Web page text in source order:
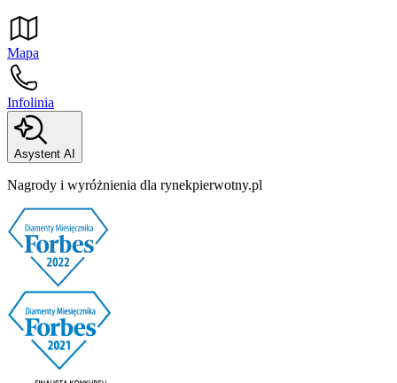
Mapa
Infolinia
Asystent AI
Nagrody i wyróżnienia dla rynekpierwotny.pl